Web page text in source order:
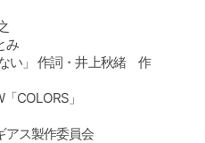
み
い」 作詞・井上秋緒 作
COLORS」
アス製作委員会